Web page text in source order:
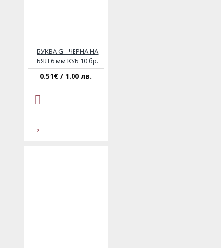
БУКВА G - ЧЕРНА НА
БЯЛ 6 мм КУБ 10 бр.
0.51€ / 1.00 лв.